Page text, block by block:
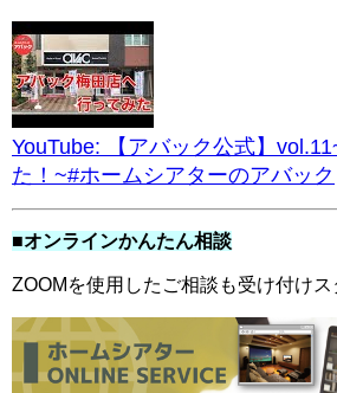
YouTube: 【アバック公式】
た！~#ホームシアターのアバック
■オンラインかんたん相談
ZOOMを使用したご相談も受け付けス